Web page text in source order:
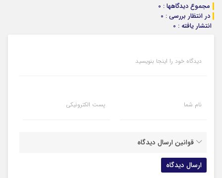
مجموع دیدگاهها : 0
در انتظار بررسی : 0
انتشار یافته : 0
دیدگاه خود را اینجا بنویسید
نام شما پست الکترونیکی
قوانین ارسال دیدگاه